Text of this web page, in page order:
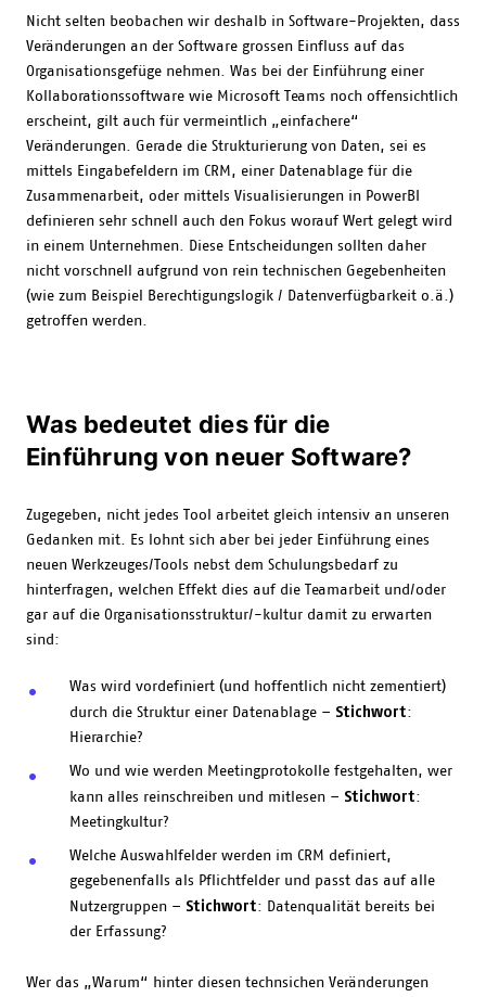
Nicht selten beobachen wir deshalb in Software-Projekten, dass
Veränderungen an der Software grossen Einfluss auf das
Organisationsgefüge nehmen. Was bei der Einführung einer
Kollaborationssoftware wie Microsoft Teams noch offensichtlich
erscheint, gilt auch für vermeintlich „einfachere“
Veränderungen. Gerade die Strukturierung von Daten, sei es
mittels Eingabefeldern im CRM, einer Datenablage für die
Zusammenarbeit, oder mittels Visualisierungen in PowerBI
definieren sehr schnell auch den Fokus worauf Wert gelegt wird
in einem Unternehmen. Diese Entscheidungen sollten daher
nicht vorschnell aufgrund von rein technischen Gegebenheiten
(wie zum Beispiel Berechtigungslogik / Datenverfügbarkeit o.ä.)
getroffen werden.
Was bedeutet dies für die
Einführung von neuer Software?
Zugegeben, nicht jedes Tool arbeitet gleich intensiv an unseren
Gedanken mit. Es lohnt sich aber bei jeder Einführung eines
neuen Werkzeuges/Tools nebst dem Schulungsbedarf zu
hinterfragen, welchen Effekt dies auf die Teamarbeit und/oder
gar auf die Organisationsstruktur/-kultur damit zu erwarten
sind:
Was wird vordefiniert (und hoffentlich nicht zementiert)
durch die Struktur einer Datenablage – Stichwort:
Hierarchie?
Wo und wie werden Meetingprotokolle festgehalten, wer
kann alles reinschreiben und mitlesen – Stichwort:
Meetingkultur?
Welche Auswahlfelder werden im CRM definiert,
gegebenenfalls als Pflichtfelder und passt das auf alle
Nutzergruppen – Stichwort: Datenqualität bereits bei
der Erfassung?
Wer das „Warum“ hinter diesen technsichen Veränderungen